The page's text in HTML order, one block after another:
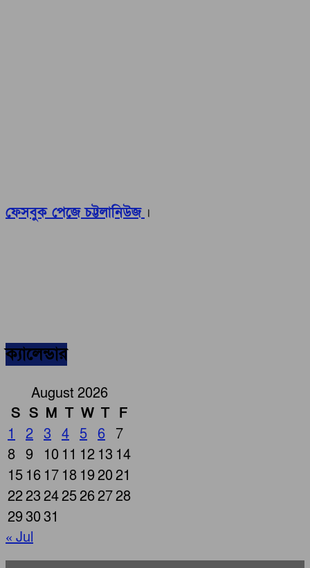
ফেসবুক পেজে চট্টলানিউজ ।
ক্যালেন্ডার
August 2026
S S M T W T F
1
2 3 4 5 6
7
8 9 10 11 12 13 14
15 16 17 18 192021
22232425262728
293031
« Jul